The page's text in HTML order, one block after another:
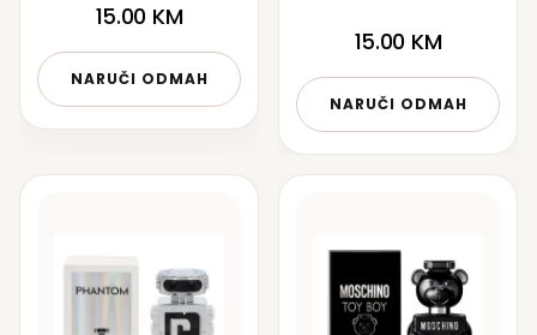
15.00 KM
NARUČI ODMAH
15.00 KM
NARUČI ODMAH